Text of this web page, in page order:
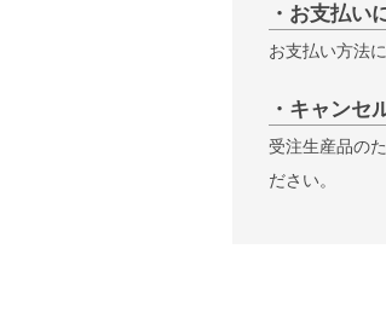
・お支払い
お支払い方法
・キャンセ
受注生産品の
ださい。